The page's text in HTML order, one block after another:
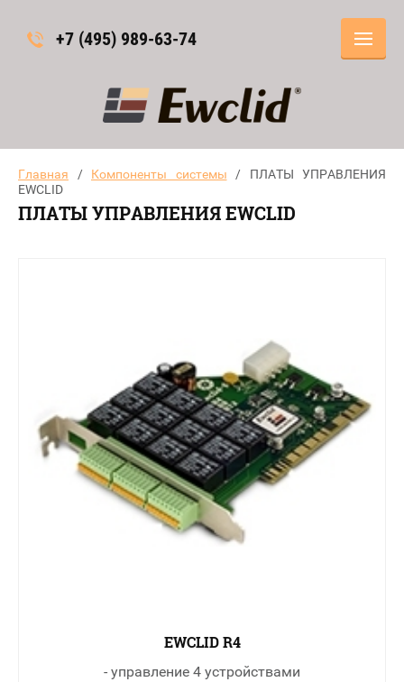
+7 (495) 989-63-74
Главная / Компоненты системы / ПЛАТЫ УПРАВЛЕНИЯ
EWCLID
ПЛАТЫ УПРАВЛЕНИЯ EWCLID
EWCLID R4
- управление 4 устройствами